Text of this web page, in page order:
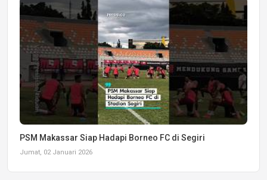
PSM Makassar Siap Hadapi Borneo FC di Segiri
Jumat, 02 Januari 2026